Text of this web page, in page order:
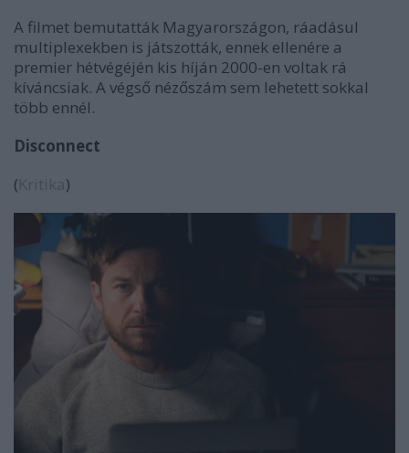
A filmet bemutatták Magyarországon, ráadásul
multiplexekben is játszották, ennek ellenére a
premier hétvégéjén kis híján 2000-en voltak rá
kíváncsiak. A végső nézőszám sem lehetett sokkal
több ennél.
Disconnect
(
)